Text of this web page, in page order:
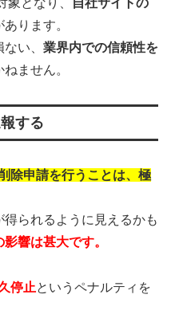
象となり、
自社サイトの
ります。
い、 業界内での信頼性を
ません。
する
除申請を行うことは、極
られるように見えるかも
響は甚大です。
停止というペナルティを